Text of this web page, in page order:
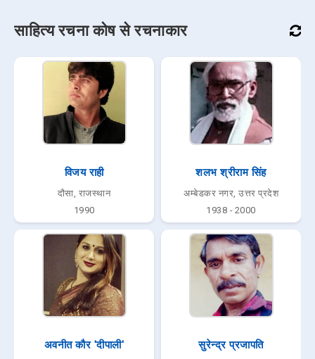
साहित्य रचना कोष से रचनाकार
विजय राही
दौसा, राजस्थान
1990
शलभ श्रीराम सिंह
अम्बेडकर नगर, उत्तर प्रदेश
1938 - 2000
अवनीत कौर 'दीपाली' सुरेन्द्र प्रजापति